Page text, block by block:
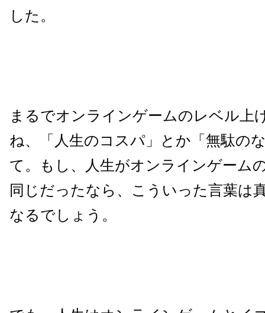
した。
まるでオンラインゲームのレベル上
ね、「人生のコスパ」とか「無駄の
て。
もし、人生がオンラインゲーム
同じだったなら、こういった言葉は
なるでしょう。